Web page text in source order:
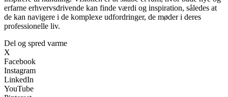
erfarne erhvervsdrivende kan finde værdi og inspiration, således at
de kan navigere i de komplexe udfordringer, de møder i deres
professionelle liv.
Del og spred varme
X
Facebook
Instagram
LinkedIn
YouTube